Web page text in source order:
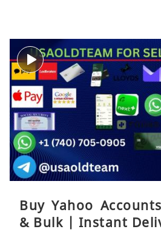
Buy Yahoo
& Bulk | Instant